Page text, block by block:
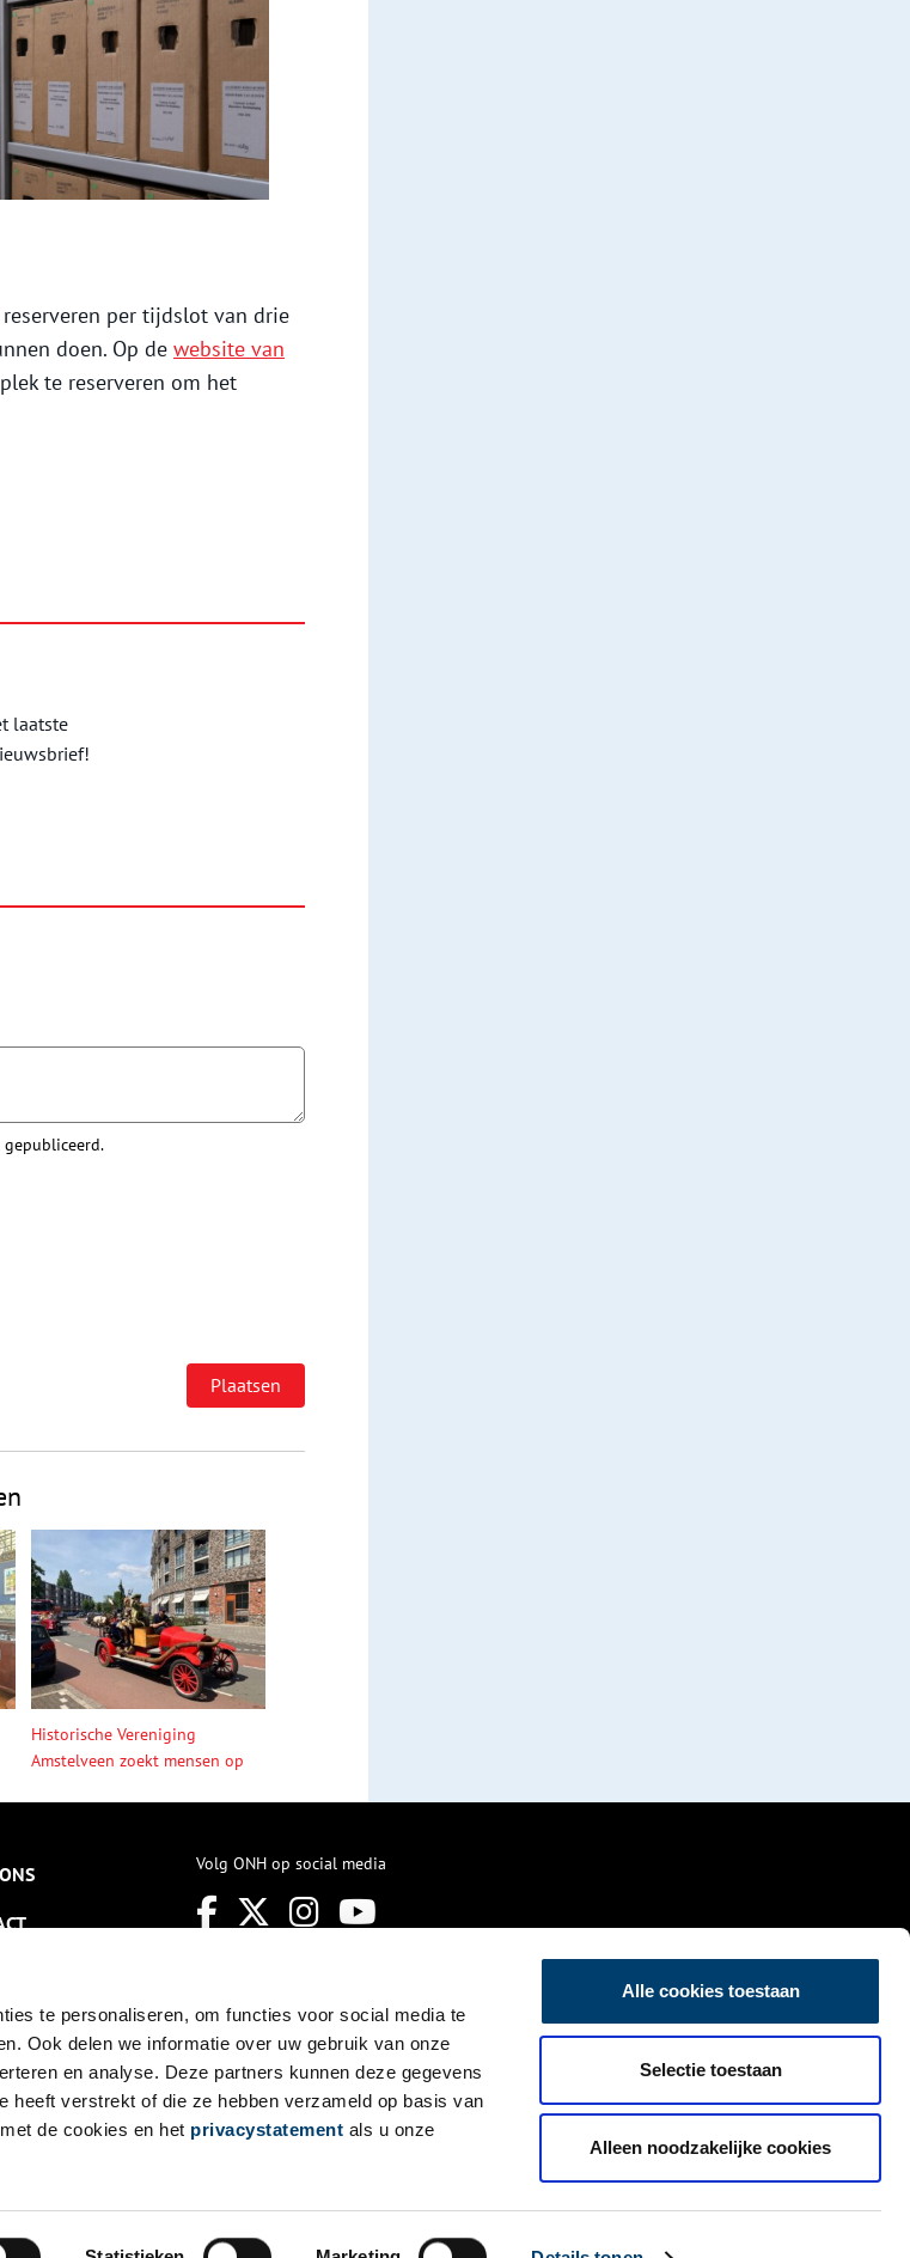
te personaliseren, om functies voor social media te
Ook delen we informatie over uw gebruik van onze
en analyse. Deze partners kunnen deze gegevens
heeft verstrekt of die ze hebben verzameld op basis van
de cookies en het privacystatement als u onze
Alle cookies toestaan
Selectie toestaan
Alleen noodzakelijke cookies
per tijdslot van drie
doen. Op de website van
te reserveren om het
laatste
Historische Vereniging
Amstelveen zoekt mensen op
Volg ONH op social media